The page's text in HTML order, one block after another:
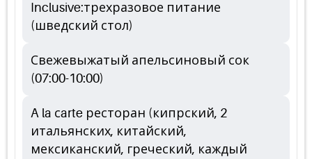
Inclusive:трехразовое питание
(шведский стол)
Свежевыжатый апельсиновый сок
(07:00-10:00)
A la сarte ресторан (кипрский, 2
итальянских, китайский,
мексиканский, греческий, каждый